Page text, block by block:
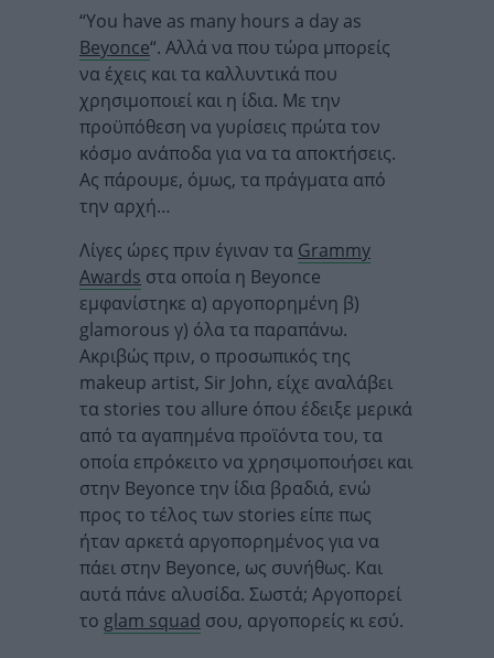
“You have as many hours a day as
Beyonce“. Αλλά να που τώρα μπορείς
να έχεις και τα καλλυντικά που
χρησιμοποιεί και η ίδια. Με την
προϋπόθεση να γυρίσεις πρώτα τον
κόσμο ανάποδα για να τα αποκτήσεις.
Ας πάρουμε, όμως, τα πράγματα από
την αρχή…
Λίγες ώρες πριν έγιναν τα Grammy
Awards στα οποία η Beyonce
εμφανίστηκε α) αργοπορημένη β)
glamorous γ) όλα τα παραπάνω.
Ακριβώς πριν, ο προσωπικός της
makeup artist, Sir John, είχε αναλάβει
τα stories του allure όπου έδειξε μερικά
από τα αγαπημένα προϊόντα του, τα
οποία επρόκειτο να χρησιμοποιήσει και
στην Beyonce την ίδια βραδιά, ενώ
προς το τέλος των stories είπε πως
ήταν αρκετά αργοπορημένος για να
πάει στην Beyonce, ως συνήθως. Και
αυτά πάνε αλυσίδα. Σωστά; Αργοπορεί
το glam squad σου, αργοπορείς κι εσύ.